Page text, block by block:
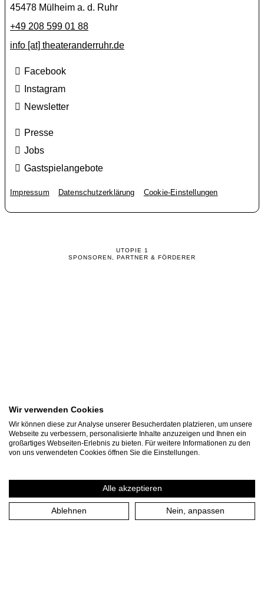
45478 Mülheim a. d. Ruhr
+49 208 599 01 88
info [​at​] theateranderruhr.de
Facebook
Instagram
Newsletter
Presse
Jobs
Gastspielangebote
Impressum Datenschutzerklärung Cookie-Einstellungen
UTOPIE 1
SPONSOREN, PARTNER & FÖRDERER
Wir verwenden Cookies
Wir können diese zur Analyse unserer Besucherdaten platzieren, um unsere
Webseite zu verbessern, personalisierte Inhalte anzuzeigen und Ihnen ein
großartiges Webseiten-Erlebnis zu bieten. Für weitere Informationen zu den
von uns verwendeten Cookies öffnen Sie die Einstellungen.
Alle akzeptieren
Ablehnen Nein, anpassen